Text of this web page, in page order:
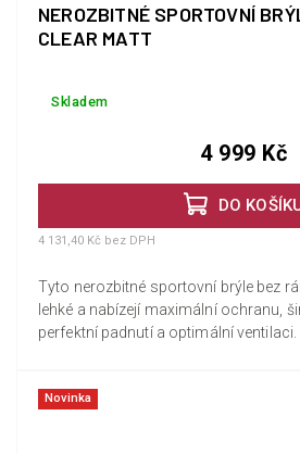
NEROZBITNÉ SPORTOVNÍ
CLEAR MATT
Skladem
DO
4 131,40 Kč bez DPH
4 999 Kč
Tyto nerozbitné sportovní brýle bez
lehké a nabízejí maximální ochranu,
perfektní padnutí a optimální ventilaci.
Novinka